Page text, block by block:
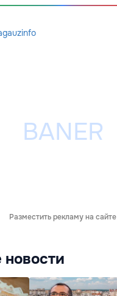
Разместить рекламу на сайте